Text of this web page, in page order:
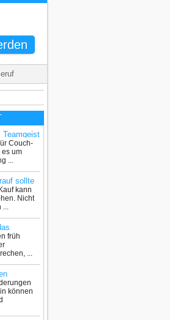
Teamgeist
Couch-
es um
...
sollte
kann
Nicht
...
mit
nach
früh
...
können